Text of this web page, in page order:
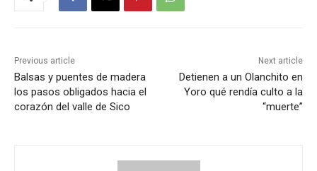
Previous article
Balsas y puentes de madera
los pasos obligados hacia el
corazón del valle de Sico
Next article
Detienen a un Olanchito en
Yoro qué rendía culto a la
“muerte”